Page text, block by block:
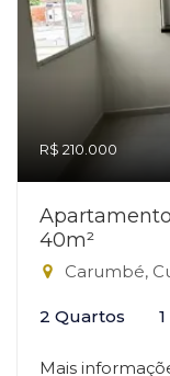
R$ 210.000
40m²
Carumbé,
2 Quartos
Mais